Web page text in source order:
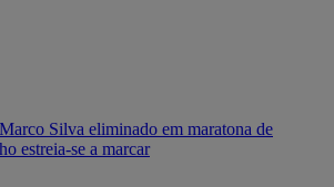
Silva eliminado em maratona de
estreia-se a marcar